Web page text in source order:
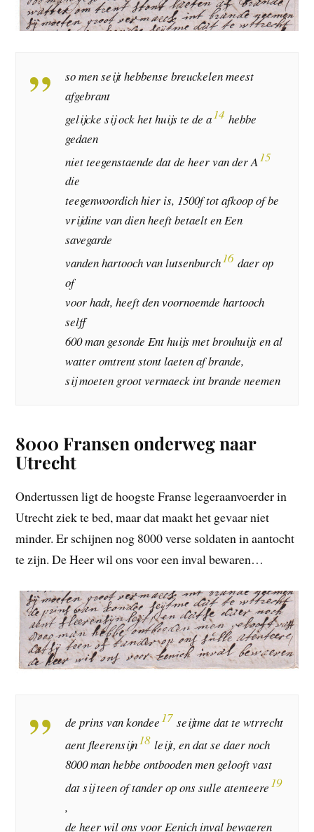
so men seijt hebbense breuckelen meest
afgebrant
gelijcke sij ock het huijs te de a14 hebbe
gedaen
niet teegenstaende dat de heer van der A15
die
teegenwoordich hier is, 1500f tot afkoop of be
vrijdine van dien heeft betaelt en Een
savegarde
vanden hartooch van lutsenburch16 daer op
of
voor hadt, heeft den voornoemde hartooch
selff
600 man gesonde Ent huijs met brouhuijs en al
watter omtrent stont laeten af brande,
sij moeten groot vermaeck int brande neemen
8000 Fransen onderweg naar
Utrecht
Ondertussen ligt de hoogste Franse legeraanvoerder in
Utrecht ziek te bed, maar dat maakt het gevaar niet
minder. Er schijnen nog 8000 verse soldaten in aantocht
te zijn. De Heer wil ons voor een inval bewaren…
de prins van kondee17 seijtme dat te wtrrecht
aent fleerensijn18 leijt, en dat se daer noch
8000 man hebbe ontbooden men gelooft vast
dat sij teen of tander op ons sulle atenteere19
,
de heer wil ons voor Eenich inval bewaeren